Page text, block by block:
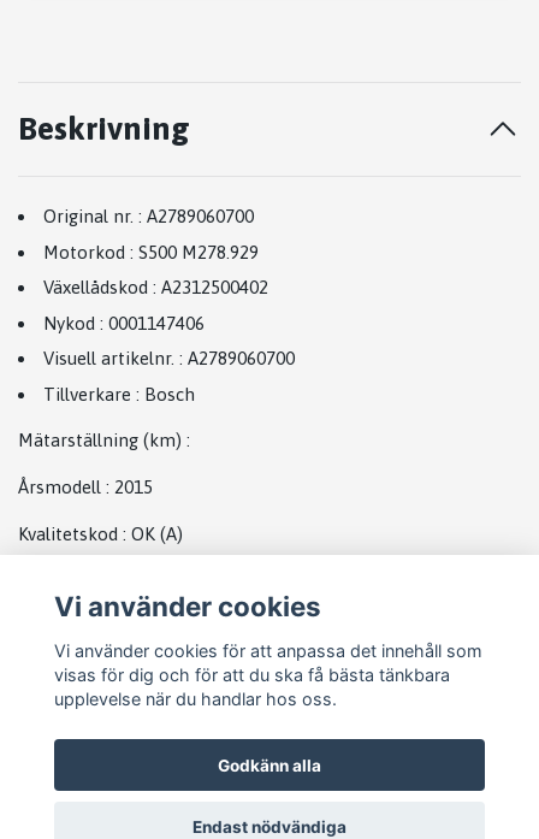
Beskrivning
Original nr. : A2789060700
Motorkod : S500 M278.929
Växellådskod : A2312500402
Nykod : 0001147406
Visuell artikelnr. : A2789060700
Tillverkare : Bosch
Mätarställning (km) :
Årsmodell : 2015
Kvalitetskod : OK (A)
Vi använder cookies
Vi använder cookies för att anpassa det innehåll som
visas för dig och för att du ska få bästa tänkbara
upplevelse när du handlar hos oss.
Godkänn alla
Endast nödvändiga